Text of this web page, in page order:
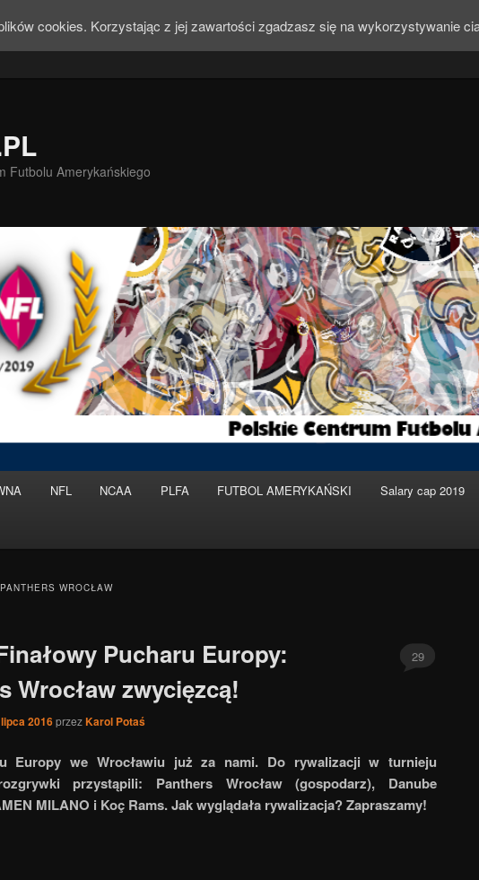
Futbolu Amerykańskiego
NFL NCAA PLFA FUTBOL AMERYKAŃSKI Salary cap 2019
PANTHERS WROCŁAW
Pucharu Europy:
Wrocław zwycięzcą!
2016przezKarol Potaś
29
Europy we Wrocławiu już za nami. Do rywalizacji w turnieju
przystąpili: Panthers Wrocław (gospodarz), Danube
MILANO i Koç Rams. Jak wyglądała rywalizacja? Zapraszamy!
cookies. Korzystając z jej zawartości zgadzasz się na wykorzystywanie